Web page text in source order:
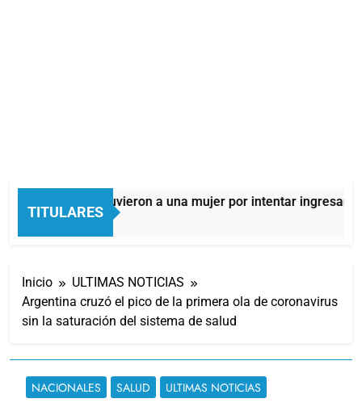
TITULARES
Quilmes: detuvieron a una mujer por intentar ingresar
9 Horas Atrás
Inicio
ULTIMAS NOTICIAS
Argentina cruzó el pico de la primera ola de coronavirus
sin la saturación del sistema de salud
NACIONALES SALUD ULTIMAS NOTICIAS